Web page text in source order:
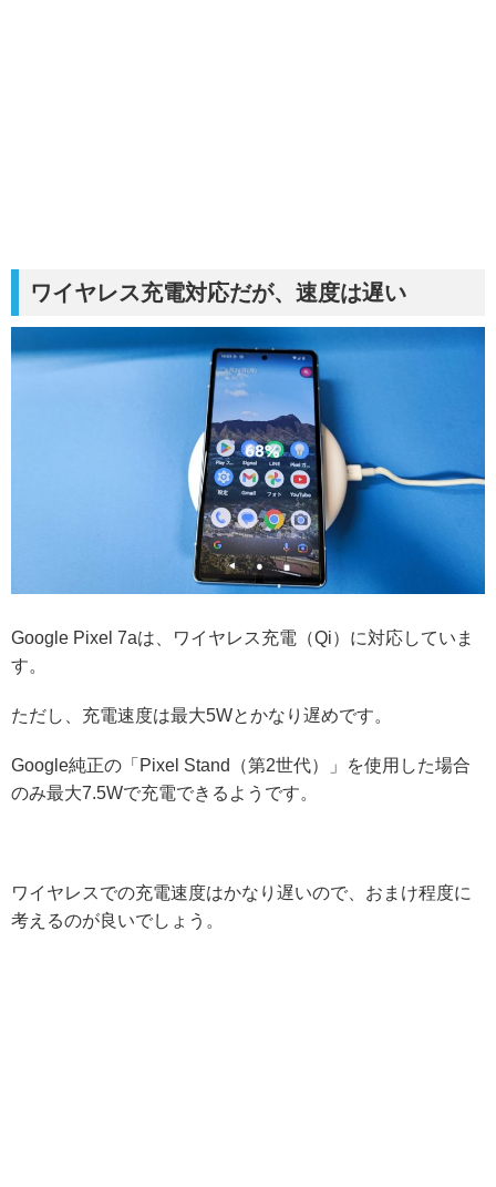
ワイヤレス充電対応だが、速度は遅い
Google Pixel 7aは、ワイヤレス充電（Qi）に対応していま
す。
ただし、充電速度は最大5Wとかなり遅めです。
Google純正の「Pixel Stand（第2世代）」を使用した場合
のみ最大7.5Wで充電できるようです。
ワイヤレスでの充電速度はかなり遅いので、おまけ程度に
考えるのが良いでしょう。